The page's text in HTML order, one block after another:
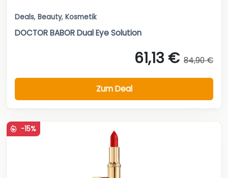
Deals, Beauty, Kosmetik
DOCTOR BABOR Dual Eye Solution
61,13 € 84,90 €
Zum Deal
-15%